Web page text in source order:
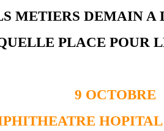
METIERS DEMAIN A
PLACE POUR
9 OCTOBRE